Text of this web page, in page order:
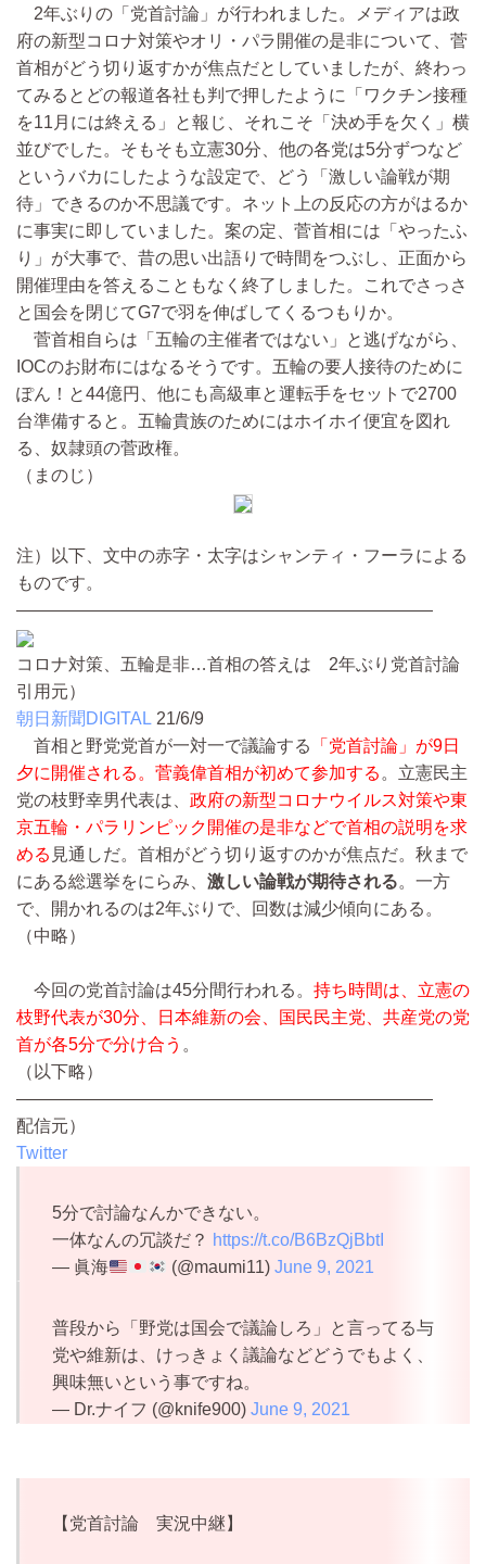
2年ぶりの「党首討論」が行われました。メディアは政
府の新型コロナ対策やオリ・パラ開催の是非について、菅
首相がどう切り返すかが焦点だとしていましたが、終わっ
てみるとどの報道各社も判で押したように「ワクチン接種
を11月には終える」と報じ、それこそ「決め手を欠く」横
並びでした。そもそも立憲30分、他の各党は5分ずつなど
というバカにしたような設定で、どう「激しい論戦が期
待」できるのか不思議です。ネット上の反応の方がはるか
に事実に即していました。案の定、菅首相には「やったふ
り」が大事で、昔の思い出語りで時間をつぶし、正面から
開催理由を答えることもなく終了しました。これでさっさ
と国会を閉じてG7で羽を伸ばしてくるつもりか。
菅首相自らは「五輪の主催者ではない」と逃げながら、
IOCのお財布にはなるそうです。五輪の要人接待のために
ぽん！と44億円、他にも高級車と運転手をセットで2700
台準備すると。五輪貴族のためにはホイホイ便宜を図れ
る、奴隷頭の菅政権。
（まのじ）
注）以下、文中の赤字・太字はシャンティ・フーラによる
ものです。
————————————————————————
コロナ対策、五輪是非…首相の答えは 2年ぶり党首討論
引用元）
朝日新聞DIGITAL 21/6/9
首相と野党党首が一対一で議論する
「党首討論」が9日
夕に開催される。菅義偉首相が初めて参加する 。立憲民主
党の枝野幸男代表は、 政府の新型コロナウイルス対策や東
京五輪・パラリンピック開催の是非などで首相の説明を求
める 見通しだ。首相がどう切り返すのかが焦点だ。秋まで
にある総選挙をにらみ、 激しい論戦が期待される。一方
で、開かれるのは2年ぶりで、回数は減少傾向にある。
（中略）
今回の党首討論は45分間行われる。 持ち時間は、立憲の
枝野代表が30分、日本維新の会、国民民主党、共産党の党
首が各5分で分け合う 。
（以下略）
————————————————————————
配信元）
Twitter
5分で討論なんかできない。
一体なんの冗談だ？ https://t.co/B6BzQjBbtI
— 眞海
(@maumi11)June 9, 2021
普段から「野党は国会で議論しろ」と言ってる与
党や維新は、けっきょく議論などどうでもよく、
興味無いという事ですね。
— Dr.ナイフ (@knife900) June 9, 2021
【党首討論 実況中継】